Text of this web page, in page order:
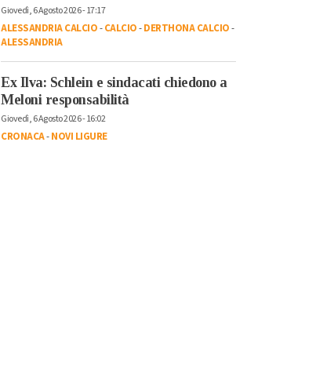
Giovedì, 6 Agosto 2026 - 17:17
ALESSANDRIA CALCIO-CALCIO-DERTHONA CALCIO-
ALESSANDRIA
Ex Ilva: Schlein e sindacati chiedono a
Meloni responsabilità
Giovedì, 6 Agosto 2026 - 16:02
CRONACA-NOVI LIGURE